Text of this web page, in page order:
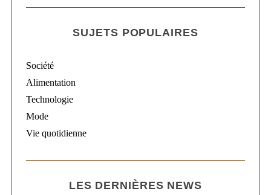
SUJETS POPULAIRES
Société
Alimentation
Technologie
Mode
Vie quotidienne
LES DERNIÈRES NEWS